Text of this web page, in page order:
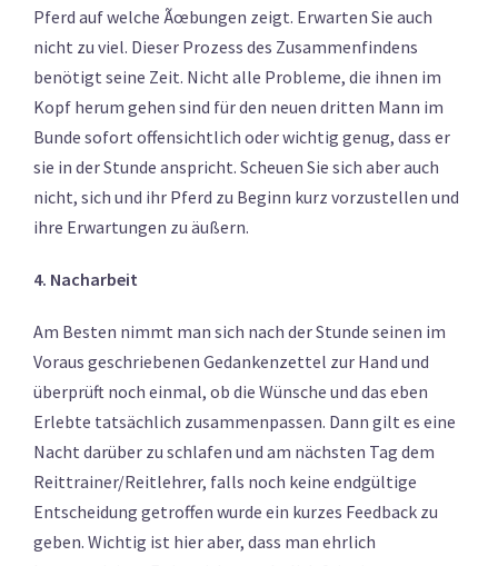
Pferd auf welche Ãœbungen zeigt. Erwarten Sie auch
nicht zu viel. Dieser Prozess des Zusammenfindens
benötigt seine Zeit. Nicht alle Probleme, die ihnen im
Kopf herum gehen sind für den neuen dritten Mann im
Bunde sofort offensichtlich oder wichtig genug, dass er
sie in der Stunde anspricht. Scheuen Sie sich aber auch
nicht, sich und ihr Pferd zu Beginn kurz vorzustellen und
ihre Erwartungen zu äußern.
4. Nacharbeit
Am Besten nimmt man sich nach der Stunde seinen im
Voraus geschriebenen Gedankenzettel zur Hand und
überprüft noch einmal, ob die Wünsche und das eben
Erlebte tatsächlich zusammenpassen. Dann gilt es eine
Nacht darüber zu schlafen und am nächsten Tag dem
Reittrainer/Reitlehrer, falls noch keine endgültige
Entscheidung getroffen wurde ein kurzes Feedback zu
geben. Wichtig ist hier aber, dass man ehrlich